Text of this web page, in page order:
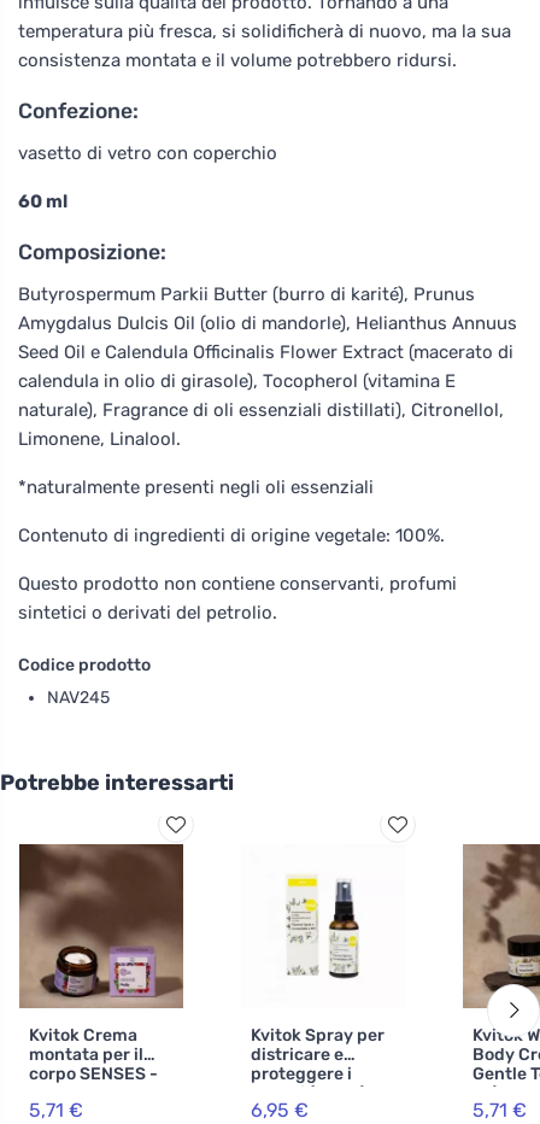
temperatura più fresca, si solidificherà di nuovo, ma la sua
consistenza montata e il volume potrebbero ridursi.
Confezione:
vasetto di vetro con coperchio
60 ml
Composizione:
Butyrospermum Parkii Butter (burro di karité), Prunus
Amygdalus Dulcis Oil (olio di mandorle), Helianthus Annuus
Seed Oil e Calendula Officinalis Flower Extract (macerato di
calendula in olio di girasole), Tocopherol (vitamina E
naturale), Fragrance di oli essenziali distillati), Citronellol,
Limonene, Linalool.
*naturalmente presenti negli oli essenziali
Contenuto di ingredienti di origine vegetale: 100%.
Questo prodotto non contiene conservanti, profumi
sintetici o derivati del petrolio.
Codice prodotto
NAV245
Potrebbe interessarti
Kvitok Crema
montata per il
corpo SENSES -
5,71 €
Kvitok Spray per
districare e
proteggere i
capelli (30 ml) -
con ceramidi e
6,95 €
Kvitok
Body
Gentle
ml) -
secca e
5,71 €